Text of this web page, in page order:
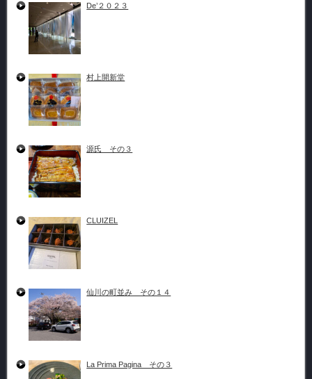
De’２０２３
村上開新堂
源氏 その３
CLUIZEL
仙川の町並み その１４
La Prima Pagina その３